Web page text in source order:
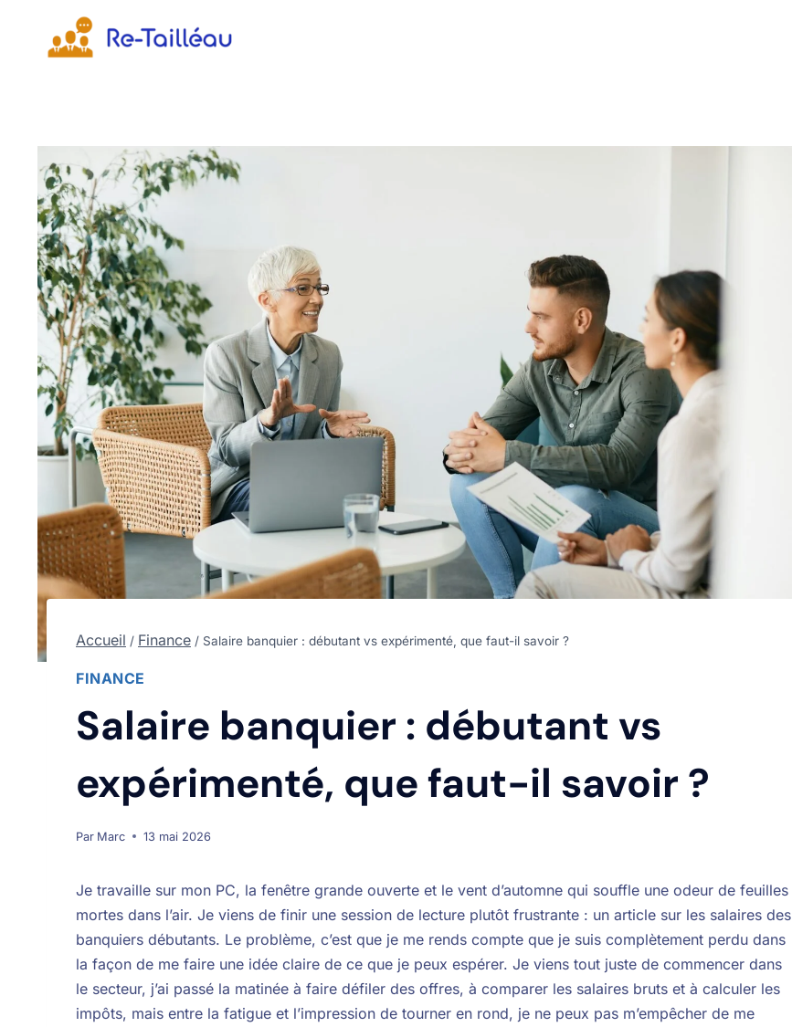
Accueil / Finance / Salaire banquier : débutant vs expérimenté, que faut-il savoir ?
FINANCE
Salaire banquier : débutant vs
expérimenté, que faut-il savoir ?
Par Marc 13 mai 2026
Je travaille sur mon PC, la fenêtre grande ouverte et le vent d’automne qui souffle une odeur de feuilles
mortes dans l’air. Je viens de finir une session de lecture plutôt frustrante : un article sur les salaires des
banquiers débutants. Le problème, c’est que je me rends compte que je suis complètement perdu dans
la façon de me faire une idée claire de ce que je peux espérer. Je viens tout juste de commencer dans
le secteur, j’ai passé la matinée à faire défiler des offres, à comparer les salaires bruts et à calculer les
impôts, mais entre la fatigue et l’impression de tourner en rond, je ne peux pas m’empêcher de me